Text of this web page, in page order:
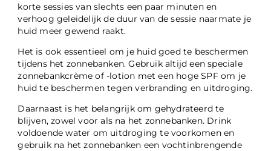
korte sessies van slechts een paar minuten en
verhoog geleidelijk de duur van de sessie naarmate je
huid meer gewend raakt.
Het is ook essentieel om je huid goed te beschermen
tijdens het zonnebanken. Gebruik altijd een speciale
zonnebankcrème of -lotion met een hoge SPF om je
huid te beschermen tegen verbranding en uitdroging.
Daarnaast is het belangrijk om gehydrateerd te
blijven, zowel voor als na het zonnebanken. Drink
voldoende water om uitdroging te voorkomen en
gebruik na het zonnebanken een vochtinbrengende